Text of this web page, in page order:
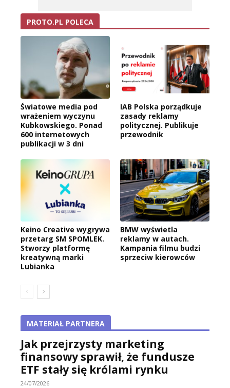
PROTO.PL POLECA
Światowe media pod
wrażeniem wyczynu
Kubkowskiego. Ponad
600 internetowych
publikacji w 3 dni
IAB Polska porządkuje
zasady reklamy
politycznej. Publikuje
przewodnik
Keino Creative wygrywa
przetarg SM SPOMLEK.
Stworzy platformę
kreatywną marki
Lubianka
BMW wyświetla
reklamy w autach.
Kampania filmu budzi
sprzeciw kierowców
MATERIAŁ PARTNERA
Jak przejrzysty marketing
finansowy sprawił, że fundusze
ETF stały się królami rynku
24/07/2026